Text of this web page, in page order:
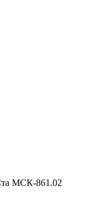
МСК-861.02